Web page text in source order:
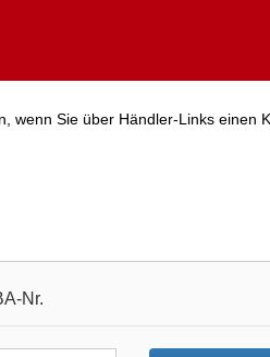
wenn Sie über Händler-Links einen
Nr.